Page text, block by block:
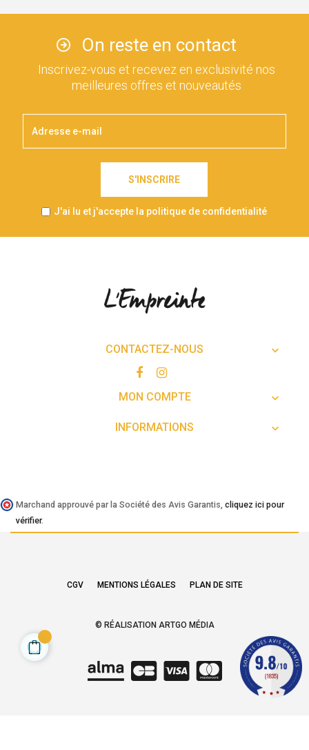
On reste en contact
Inscrivez-vous et recevez en exclusivité nos
meilleures offres et nouveautés
S'INSCRIRE
J'ai lu et j'accepte la politique de confidentialité
CONTACTEZ-NOUS 
MON COMPTE 
INFORMATIONS 
Marchand approuvé par la Société des Avis Garantis, cliquez ici pour
vérifier.
CGV MENTIONS LÉGALES PLAN DE SITE
© RÉALISATION ARTGO MÉDIA